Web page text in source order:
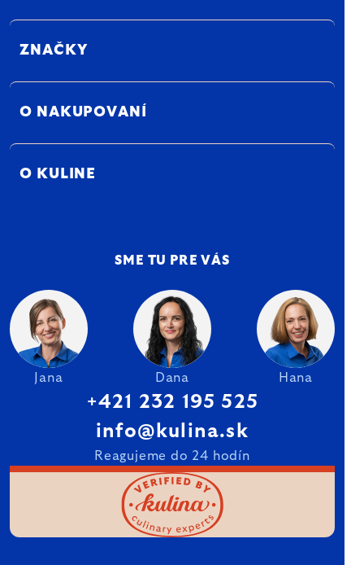
ZNAČKY
O NAKUPOVANÍ
O KULINE
SME TU PRE VÁS
Jana Dana Hana
+421 232 195 525
info@kulina.sk
Reagujeme do 24 hodín